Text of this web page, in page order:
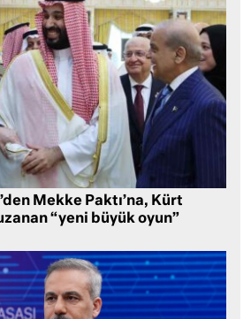
Mekke Paktı’na, Kürt
“yeni büyük oyun”